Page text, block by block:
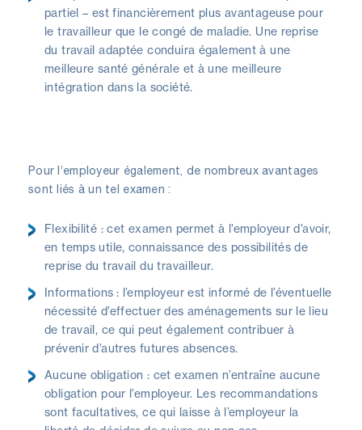
partiel – est financièrement plus avantageuse pour
le travailleur que le congé de maladie. Une reprise
du travail adaptée conduira également à une
meilleure santé générale et à une meilleure
intégration dans la société.
Pour l’employeur également, de nombreux avantages
sont liés à un tel examen :
Flexibilité : cet examen permet à l’employeur d’avoir,
en temps utile, connaissance des possibilités de
reprise du travail du travailleur.
Informations : l’employeur est informé de l’éventuelle
nécessité d’effectuer des aménagements sur le lieu
de travail, ce qui peut également contribuer à
prévenir d’autres futures absences.
Aucune obligation : cet examen n’entraîne aucune
obligation pour l’employeur. Les recommandations
sont facultatives, ce qui laisse à l’employeur la